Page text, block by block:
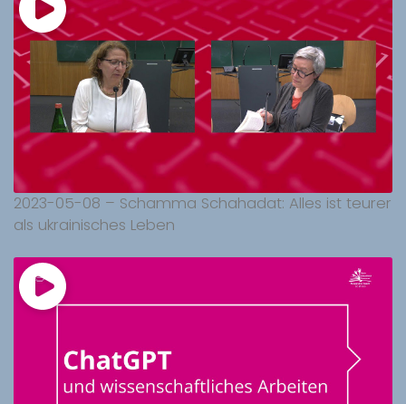
2023-05-08 – Schamma Schahadat: Alles ist teurer
als ukrainisches Leben